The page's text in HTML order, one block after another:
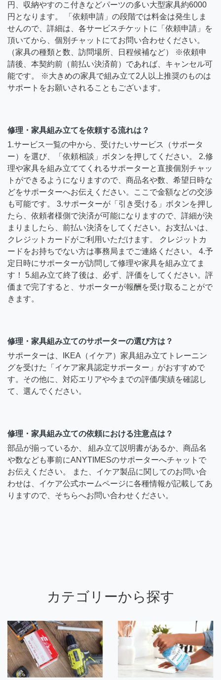
円、収納やすのこ付きなどパーツの多い大型家具約6000
円となります。 「依頼申請」の段階では料金は発生しま
せんので、詳細は、各サービスチケットに「依頼申請」を
頂いてから、個別チャットにてお問い合わせください。
（家具の種類と数、訪問場所、日程候補など） ※依頼申
請後、本契約前（前払い決済前）であれば、キャンセル可
能です。 ※大きめの家具で組み立て2人以上推奨のものは
サポートをお願いされることもございます。
修理・家具組み立てを依頼する流れは？
1.サービス一覧の中から、受けたいサービス（サポータ
ー）を選び、「依頼相談」ボタンを押してください。 2.修
理や家具を組み立ててくれるサポーターと直接個別チャッ
トができるようになりますので、商品名や数、希望日時な
どをサポーターへお伝えください。ここで金額などの交渉
も可能です。 3.サポーターが「引き受ける」ボタンを押し
たら、依頼者様側で決済が可能になりますので、詳細が決
まりましたら、前払い決済をしてください。お支払いは、
クレジットカードがご利用いただけます。 クレジットカ
ードをお持ちでない方は事務局までご連絡ください。 4.予
定日時にサポーターが訪問して修理や家具を組み立てま
す！ 5.組み立て終了後は、必ず、評価をしてください。評
価まで完了すると、サポーターが報酬を受け取ることがで
きます。
修理・家具組み立てのサポーターの選び方は？
サポーターは、IKEA（イケア）家具組み立てトレーニン
グを受けた「イケア家具認定サポーター」がおすすめで
す。その他に、対応エリアや今までの評価/実績を確認し
て、選んでください。
修理・家具組み立ての依頼における注意点は？
部品が揃っているか、 組み立て説明書があるか、商品名
や数なども事前にANYTIMESのサポーターへチャットで
お伝えください。 また、イケア製品に関してのお問い合
わせは、イケア公式ホームページに各種情報が記載してあ
りますので、そちらへお問い合わせください。
カテゴリーから探す